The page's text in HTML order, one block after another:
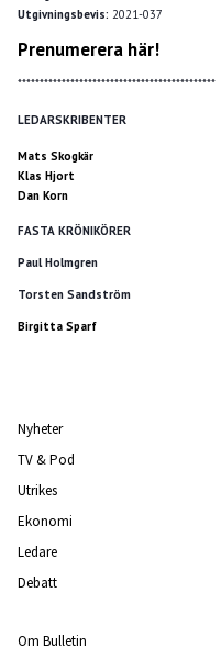
Utgivningsbevis: 2021-037
Prenumerera här!
*********************************************
LEDARSKRIBENTER
Mats Skogkär
Klas Hjort
Dan Korn
FASTA KRÖNIKÖRER
Paul Holmgren
Torsten Sandström
Birgitta Sparf
Nyheter
TV & Pod
Utrikes
Ekonomi
Ledare
Debatt
Om Bulletin